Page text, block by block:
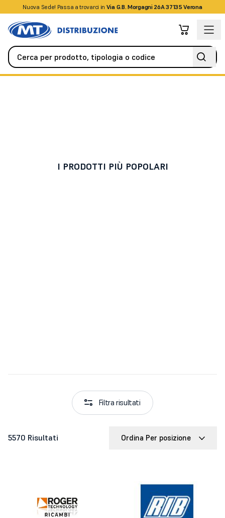
Nuova Sede! Passa a trovarci in Via G.B. Morgagni 26A 37135 Verona
+39045509826
I PRODOTTI PIÙ POPOLARI
Filtra risultati
5570 Risultati Ordina Per posizione